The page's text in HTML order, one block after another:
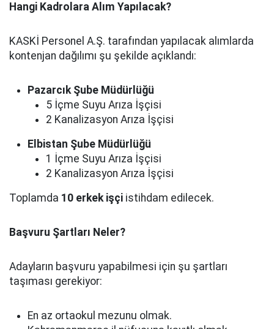
Hangi Kadrolara Alım Yapılacak?
KASKİ Personel A.Ş. tarafından yapılacak alımlarda
kontenjan dağılımı şu şekilde açıklandı:
Pazarcık Şube Müdürlüğü
5 İçme Suyu Arıza İşçisi
2 Kanalizasyon Arıza İşçisi
Elbistan Şube Müdürlüğü
1 İçme Suyu Arıza İşçisi
2 Kanalizasyon Arıza İşçisi
Toplamda 10 erkek işçi istihdam edilecek.
Başvuru Şartları Neler?
Adayların başvuru yapabilmesi için şu şartları
taşıması gerekiyor:
En az ortaokul mezunu olmak.